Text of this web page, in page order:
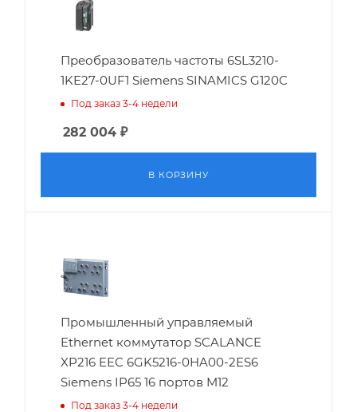
Преобразователь частоты 6SL3210-
1KE27-0UF1 Siemens SINAMICS G120C
Под заказ 3-4 недели
282 004 ₽
В КОРЗИНУ
Промышленный управляемый
Ethernet коммутатор SCALANCE
XP216 EEC 6GK5216-0HA00-2ES6
Siemens IP65 16 портов M12
Под заказ 3-4 недели